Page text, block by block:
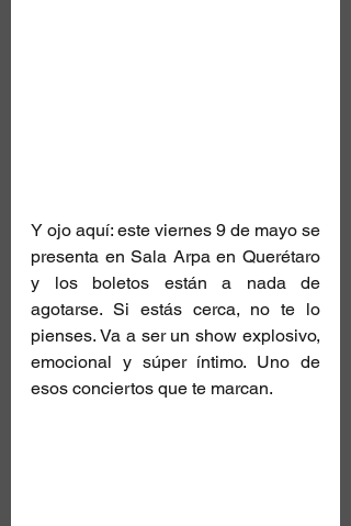
Y ojo aquí: este viernes 9 de mayo se
presenta en Sala Arpa en Querétaro
y los boletos están a nada de
agotarse. Si estás cerca, no te lo
pienses. Va a ser un show explosivo,
emocional y súper íntimo. Uno de
esos conciertos que te marcan.